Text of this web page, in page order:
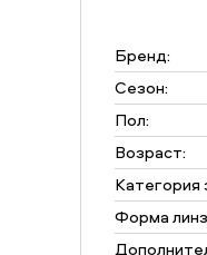
Бренд:
Сезон:
Пол:
Возраст:
Категория
Форма